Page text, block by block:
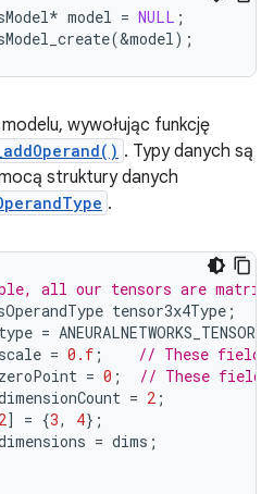
* model = NULL ;
(&model);
wywołując funkcję
. Typy danych są
struktury danych
.
all our tensors are
tensor3x4Type ;
type =
scale = 0.f ;
// These fields
zeroPoint = 0 ;
// These fields
= 2 ;
2] = {3, 4};
= dims ;